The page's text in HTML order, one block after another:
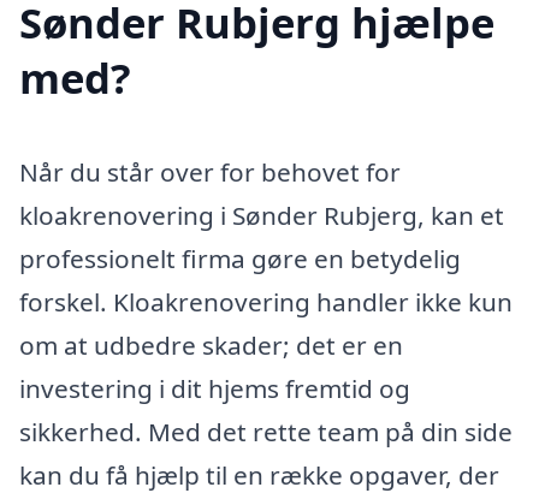
Sønder Rubjerg hjælpe
med?
Når du står over for behovet for
kloakrenovering i Sønder Rubjerg, kan et
professionelt firma gøre en betydelig
forskel. Kloakrenovering handler ikke kun
om at udbedre skader; det er en
investering i dit hjems fremtid og
sikkerhed. Med det rette team på din side
kan du få hjælp til en række opgaver, der